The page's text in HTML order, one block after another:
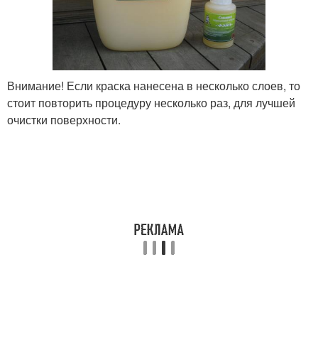
Внимание! Если краска нанесена в несколько слоев, то
стоит повторить процедуру несколько раз, для лучшей
очистки поверхности.